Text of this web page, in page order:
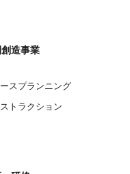
造事業
スプランニング
トラクション